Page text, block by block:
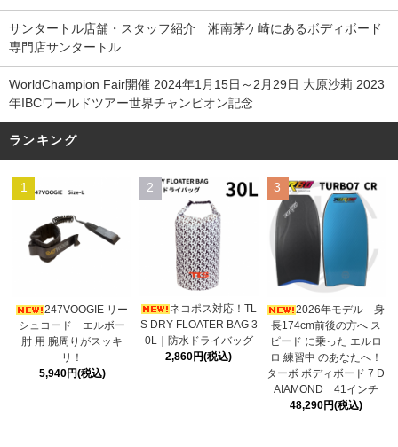
サンタートル店舗・スタッフ紹介 湘南茅ケ崎にあるボディボード
専門店サンタートル
WorldChampion Fair開催 2024年1月15日～2月29日 大原沙莉 2023
年IBCワールドツアー世界チャンピオン記念
ランキング
1
247VOOGIE リー
シュコード エルボー
肘 用 腕周りがスッキ
リ！
5,940円(税込)
2
ネコポス対応！TL
S DRY FLOATER BAG 3
0L｜防水ドライバッグ
2,860円(税込)
3
2026年モデル 身
長174cm前後の方へ ス
ピード に乗った エルロ
ロ 練習中 のあなたへ！
ターボ ボディボード 7 D
AIAMOND 41インチ
48,290円(税込)